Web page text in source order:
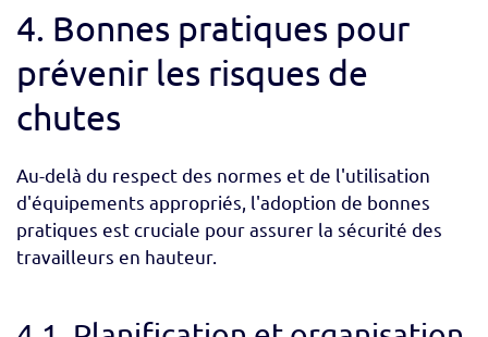
4. Bonnes pratiques pour
prévenir les risques de
chutes
Au-delà du respect des normes et de l'utilisation
d'équipements appropriés, l'adoption de bonnes
pratiques est cruciale pour assurer la sécurité des
travailleurs en hauteur.